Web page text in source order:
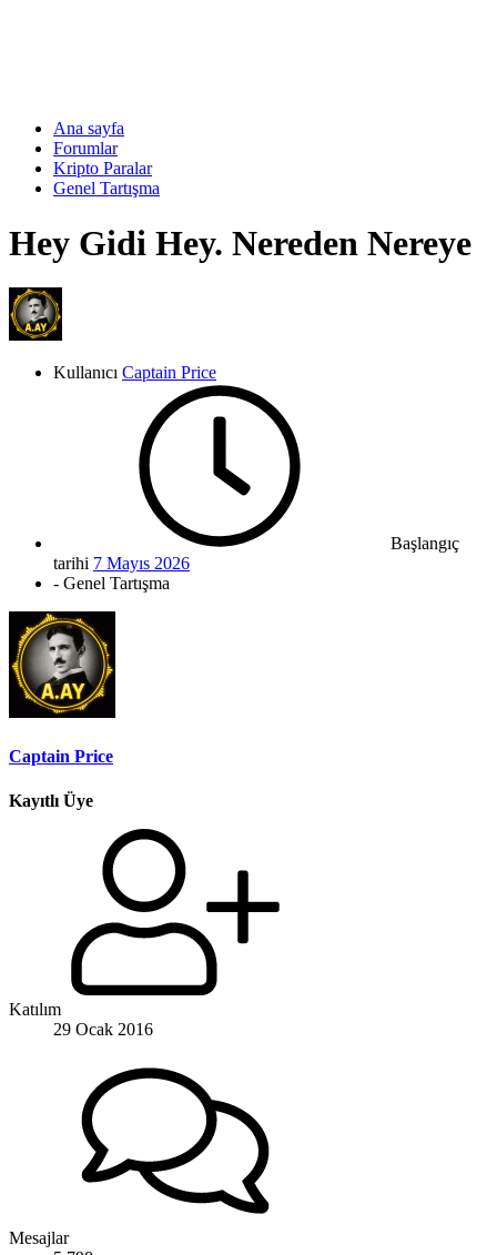
Ana sayfa
Forumlar
Kripto Paralar
Genel Tartışma
Hey Gidi Hey. Nereden Nereye
Kullanıcı Captain Price
Başlangıç
tarihi 7 Mayıs 2026
- Genel Tartışma
Captain Price
Kayıtlı Üye
Katılım
29 Ocak 2016
Mesajlar